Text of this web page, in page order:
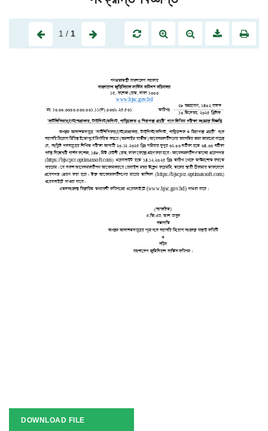
1 / 1
DOWNLOAD FILE